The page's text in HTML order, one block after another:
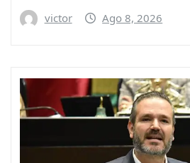
victor Ago 8, 2026